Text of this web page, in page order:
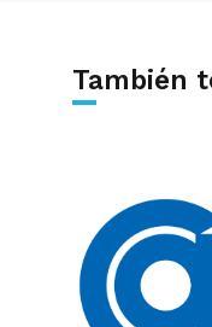
También